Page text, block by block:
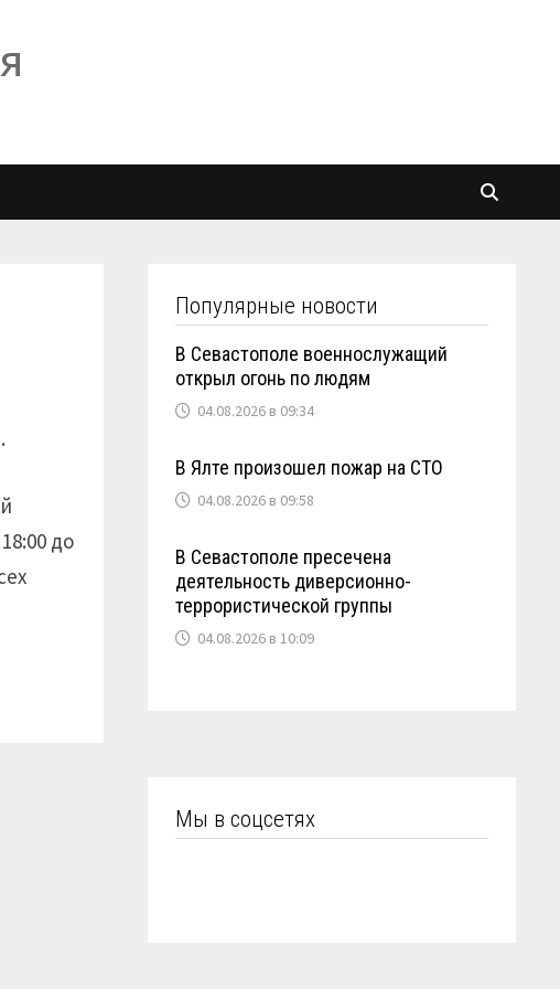
до
Популярные новости
В Севастополе военнослужащий
открыл огонь по людям
04.08.2026 в 09:34
В Ялте произошел пожар на СТО
04.08.2026 в 09:58
В Севастополе пресечена
деятельность диверсионно-
террористической группы
04.08.2026 в 10:09
Мы в соцсетях